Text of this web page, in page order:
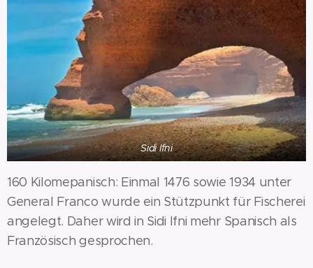
Sidi Ifni
160 Kilomepanisch: Einmal 1476 sowie 1934 unter
General Franco wurde ein Stützpunkt für Fischerei
angelegt. Daher wird in Sidi Ifni mehr Spanisch als
Französisch gesprochen.